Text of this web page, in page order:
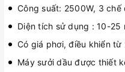
Công suất: 2500W, 3
Diện tích sử dụng : 10-25
Có giá phơi, điều khiển từ
Máy sưởi dầu được thiết